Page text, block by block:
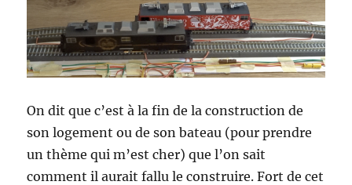
On dit que c’est à la fin de la construction de
son logement ou de son bateau (pour prendre
un thème qui m’est cher) que l’on sait
comment il aurait fallu le construire. Fort de cet